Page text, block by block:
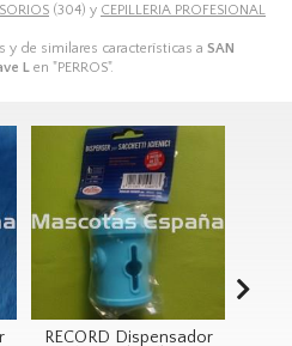
(304) y CEPILLERIA PROFESIONAL
de similares características a SAN
L en "PERROS".
RECORD Dispensador